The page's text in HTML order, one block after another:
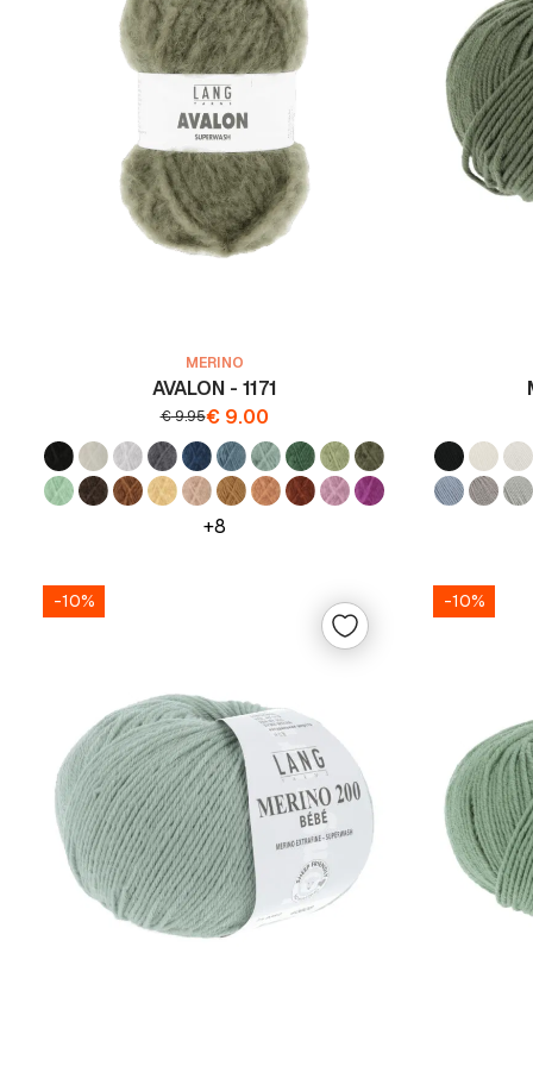
MERINO
AVALON - 1171
€9.95€9.00
+8
-10% -10%